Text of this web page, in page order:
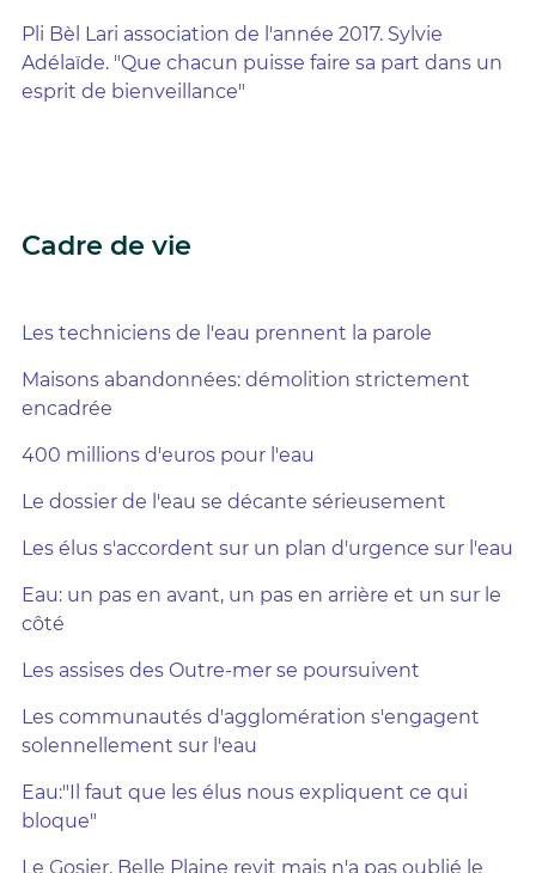
Pli Bèl Lari association de l'année 2017. Sylvie
Adélaïde. "Que chacun puisse faire sa part dans un
esprit de bienveillance"
Cadre de vie
Les techniciens de l'eau prennent la parole
Maisons abandonnées: démolition strictement
encadrée
400 millions d'euros pour l'eau
Le dossier de l'eau se décante sérieusement
Les élus s'accordent sur un plan d'urgence sur l'eau
Eau: un pas en avant, un pas en arrière et un sur le
côté
Les assises des Outre-mer se poursuivent
Les communautés d'agglomération s'engagent
solennellement sur l'eau
Eau:"Il faut que les élus nous expliquent ce qui
bloque"
Le Gosier. Belle Plaine revit mais n'a pas oublié le